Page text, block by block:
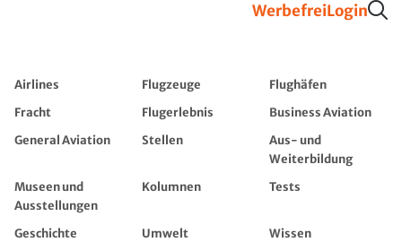
WerbefreiLogin
Airlines Flugzeuge
Flughäfen
Fracht
Flugerlebnis
Business Aviation
General Aviation
Stellen
Aus- und
Weiterbildung
Museen und
Ausstellungen
Kolumnen Tests
Geschichte Umwelt
Wissen